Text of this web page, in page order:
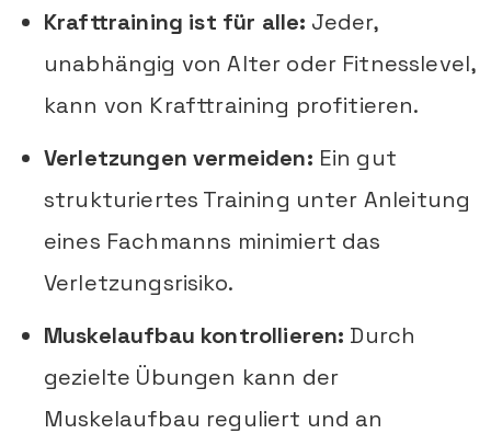
Krafttraining ist für alle: Jeder,
unabhängig von Alter oder Fitnesslevel,
kann von Krafttraining profitieren.
Verletzungen vermeiden: Ein gut
strukturiertes Training unter Anleitung
eines Fachmanns minimiert das
Verletzungsrisiko.
Muskelaufbau kontrollieren: Durch
gezielte Übungen kann der
Muskelaufbau reguliert und an